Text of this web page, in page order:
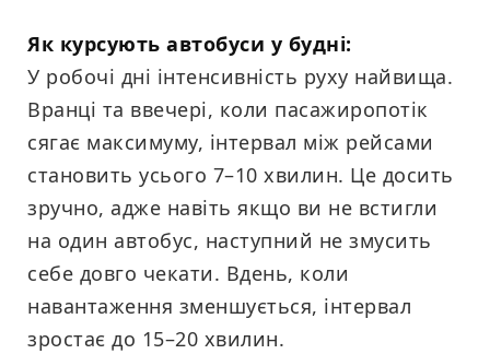
Як курсують автобуси у будні:
У робочі дні інтенсивність руху найвища.
Вранці та ввечері, коли пасажиропотік
сягає максимуму, інтервал між рейсами
становить усього 7–10 хвилин. Це досить
зручно, адже навіть якщо ви не встигли
на один автобус, наступний не змусить
себе довго чекати. Вдень, коли
навантаження зменшується, інтервал
зростає до 15–20 хвилин.